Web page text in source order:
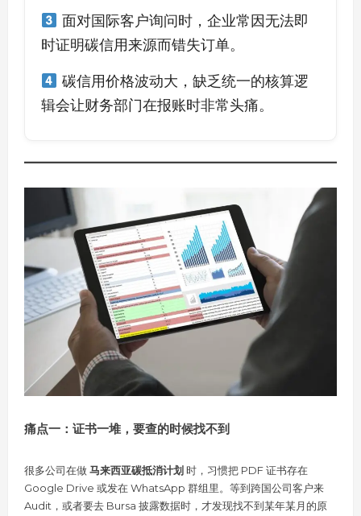
面对国际客户询问时，企业常因无法即
时证明碳信用来源而错失订单。
碳信用价格波动大，缺乏统一的核算逻
辑会让财务部门在报账时非常头痛。
痛点一：证书一堆，要查的时候找不到
很多公司在做 马来西亚碳抵消计划 时，习惯把 PDF 证书存在
Google Drive 或发在 WhatsApp 群组里。等到跨国公司客户来
Audit，或者要去 Bursa 披露数据时，才发现找不到某年某月的原